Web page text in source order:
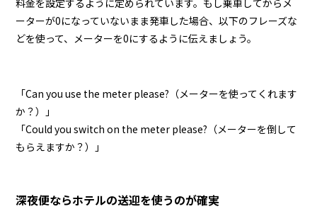
ーターが0になっていないまま発車した場合、以下のフレーズな
どを使って、メーターを0にするように伝えましょう。
「Can you use the meter please?（メーターを使ってくれます
か？）」
「Could you switch on the meter please?（メーターを倒して
もらえますか？）」
深夜便ならホテルの送迎を使うのが確実